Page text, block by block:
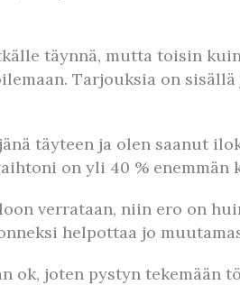
täynnä, mutta toisin
Tarjouksia on
täyteen ja olen saanut
on yli 40 % enemmän
verrataan, niin ero on
helpottaa jo
ok, joten pystyn tekemään